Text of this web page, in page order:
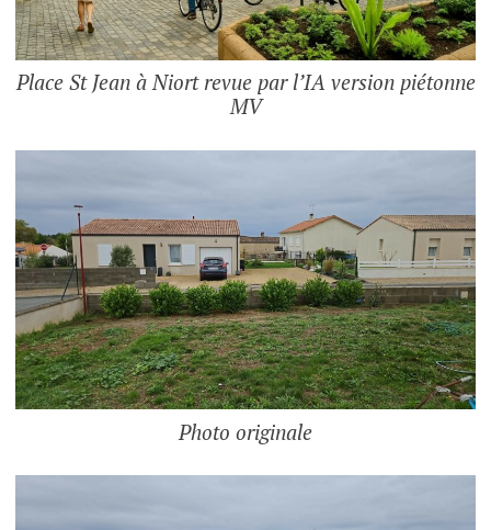
Place St Jean à Niort revue par l’IA version piétonne
MV
Photo originale